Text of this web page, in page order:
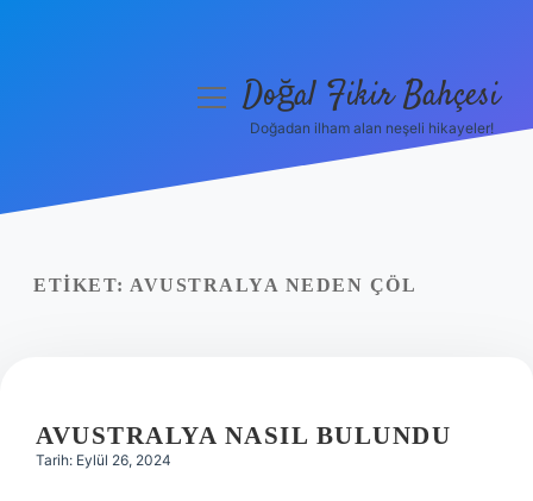
Yasal Uyarı
menüyüDoğal Fikir Bahçesi
Doğadan ilham alan neşeli hikayeler!
ETIKET: AVUSTRALYA NEDEN ÇÖL
AVUSTRALYA NASIL BULUNDU
Tarih: Eylül 26, 2024